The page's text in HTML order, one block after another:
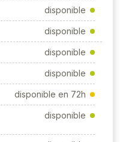
disponible
disponible
disponible
disponible
disponible en 72h
disponible